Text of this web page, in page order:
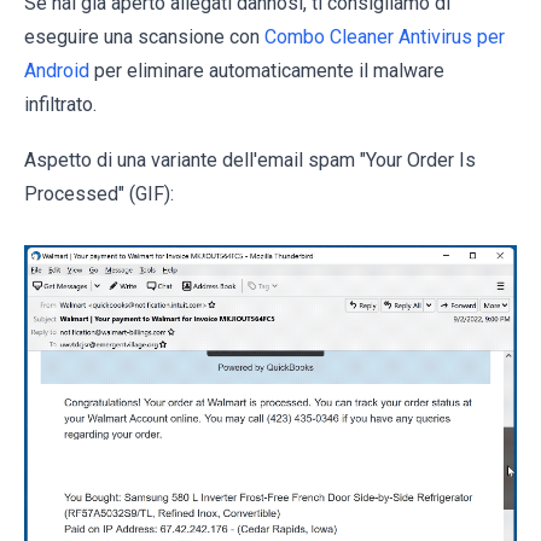
eseguire una scansione con Combo Cleaner Antivirus per
Android per eliminare automaticamente il malware
infiltrato.
Aspetto di una variante dell'email spam "Your Order Is
Processed" (GIF):